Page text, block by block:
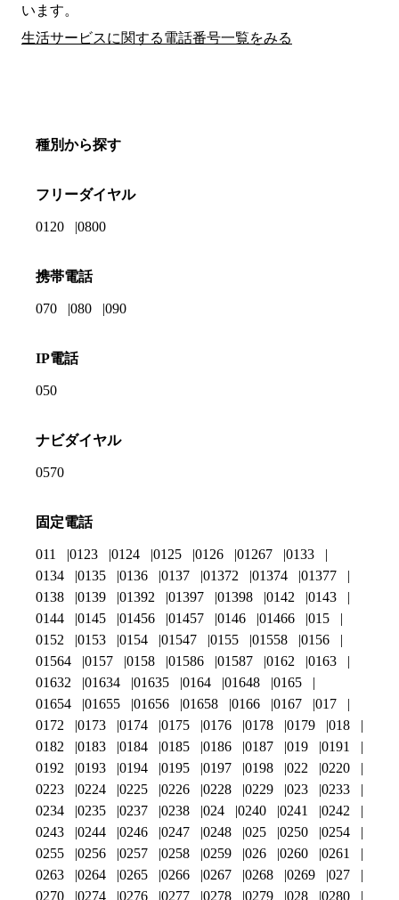
います。
生活サービスに関する電話番号一覧をみる
種別から探す
フリーダイヤル
0120 0800
携帯電話
070 080 090
IP電話
050
ナビダイヤル
0570
固定電話
011 0123 0124 0125 0126 01267
0133
0134
0135 0136 0137 01372 01374
01377
0138
0139 01392 01397 01398 0142
0143
0144
0145 01456 01457 0146 01466
015
0152
0153 0154 01547 0155 01558
0156
01564
0157 0158 01586 01587 0162
0163
01632
01634 01635 0164 01648
0165
01654
01655 01656 01658 0166 0167
017
0172
0173 0174 0175 0176 0178 0179
018
0182
0183 0184 0185 0186 0187 019
0191
0192
0193 0194 0195 0197 0198 022
0220
0223
0224 0225 0226 0228 0229 023
0233
0234
0235 0237 0238 024 0240 0241
0242
0243
0244 0246 0247 0248 025 0250
0254
0255
0256 0257 0258 0259 026 0260
0261
0263
0264 0265 0266 0267 0268 0269
027
0270
0274 0276 0277 0278 0279 028 0280